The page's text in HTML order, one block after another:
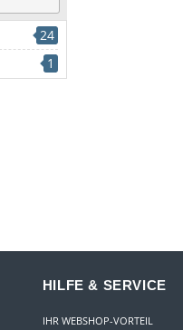
24
1
HILFE & SERVICE
IHR WEBSHOP-VORTEIL